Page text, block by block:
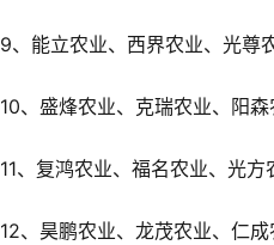
9、能立农业、西界农业、光尊
10、盛烽农业、克瑞农业、阳
11、复鸿农业、福名农业、光方
12、昊鹏农业、龙茂农业、仁